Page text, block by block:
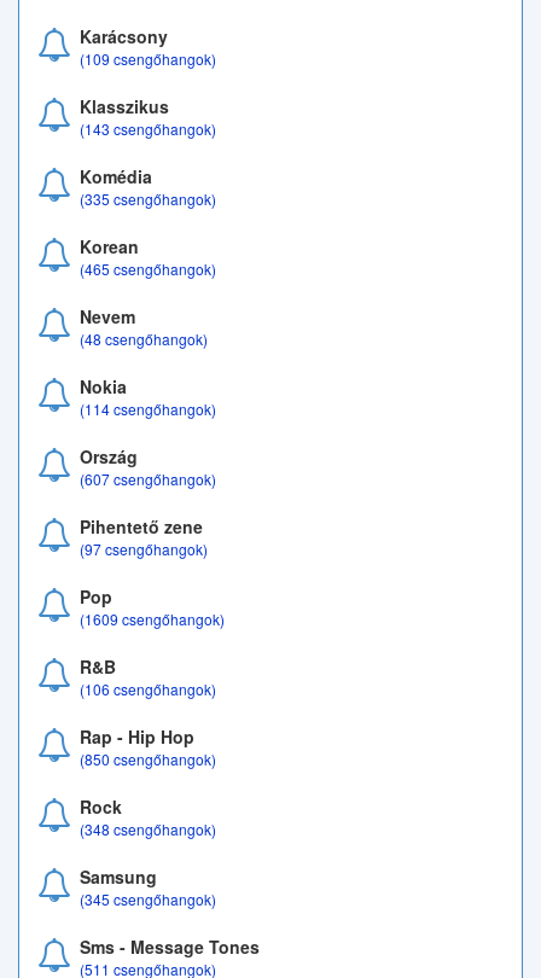
Karácsony
(109 csengőhangok)
Klasszikus
(143 csengőhangok)
Komédia
(335 csengőhangok)
Korean
(465 csengőhangok)
Nevem
(48 csengőhangok)
Nokia
(114 csengőhangok)
Ország
(607 csengőhangok)
Pihentető zene
(97 csengőhangok)
Pop
(1609 csengőhangok)
R&B
(106 csengőhangok)
Rap - Hip Hop
(850 csengőhangok)
Rock
(348 csengőhangok)
Samsung
(345 csengőhangok)
Sms - Message Tones
(511 csengőhangok)